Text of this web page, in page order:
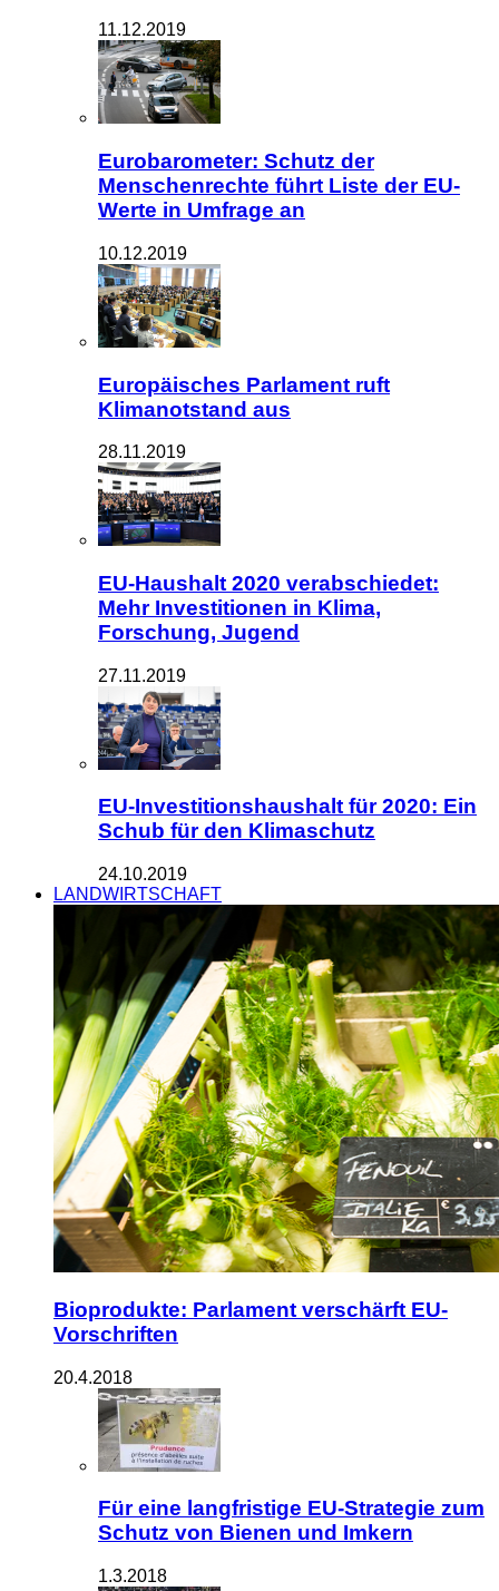
11.12.2019
Eurobarometer: Schutz der
Menschenrechte führt Liste der EU-
Werte in Umfrage an
10.12.2019
Europäisches Parlament ruft
Klimanotstand aus
28.11.2019
EU-Haushalt 2020 verabschiedet:
Mehr Investitionen in Klima,
Forschung, Jugend
27.11.2019
EU-Investitionshaushalt für 2020: Ein
Schub für den Klimaschutz
24.10.2019
LANDWIRTSCHAFT
Bioprodukte: Parlament verschärft EU-
Vorschriften
20.4.2018
Für eine langfristige EU-Strategie zum
Schutz von Bienen und Imkern
1.3.2018